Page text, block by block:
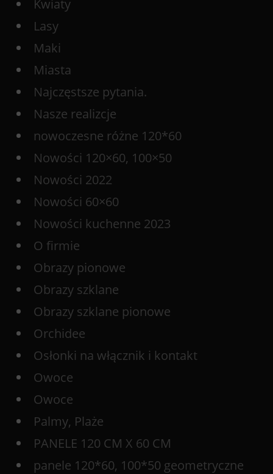
Kwiaty
Lasy
Maki
Miasta
Najczęstsze pytania.
Nasze realizcje
nowoczesne różne 120*60
Nowości 120×60, 100×50
Nowości 2022
Nowości 60×60
Nowości kuchenne 2023
O firmie
Obrazy pionowe
Obrazy szklane
Obrazy szklane pionowe
Orchidee
Osłonki na włącznik i kontakt
Owoce
Owoce
Palmy, Plaże
PANELE 120 CM X 60 CM
panele 120*60, 100*50 geometryczne